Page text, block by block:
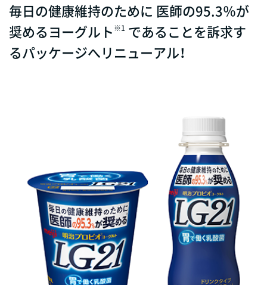
毎日の健康維持のために 医師の95.3％が
奨めるヨーグルト ※1 であることを訴求す
るパッケージへリニューアル！